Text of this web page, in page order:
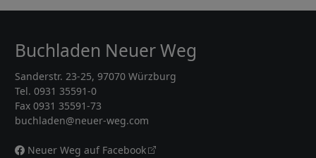
Buchladen Neuer Weg
Sanderstr. 23-25, 97070 Würzburg
Tel. 0931 35591-0
Fax 0931 35591-73
buchladen@neuer-weg.com
Neuer Weg auf Facebook